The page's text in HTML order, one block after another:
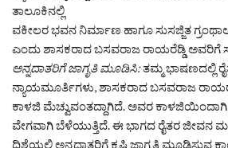
ತಾಲೂಕಿನಲ್ಲಿ
ವಕೀಲರ ಭವನ ನಿರ್ಮಾಣ ಹಾಗೂ ಸುಸಜ್ಜಿತ
ಎಂದು ಶಾಸಕರಾದ ಬಸವರಾಜ ರಾಯರೆಡ್ಡಿ ಅವರಿಗೆ
ಅನ್ನದಾತರಿಗೆ ಜಾಗೃತಿ ಮೂಡಿಸಿ:ತಮ್ಮ ಭಾಷಣದಲ್ಲಿ
ನ್ಯಾಯಮೂರ್ತಿಗಳು, ಶಾಸಕರಾದ ಬಸವರಾಜ
ಕಾಳಜಿ ಮೆಚ್ವುವಂತದ್ದಾಗಿದೆ. ಅವರ
ವೇಗವಾಗಿ ಬೆಳೆಯುತ್ತಿದೆ. ಈ ಭಾಗದ ರೈತರ ಜೀವನ
ದಿಶೆಯಲ್ಲಿ ಅನ್ನದಾತರಿಗೆ ಕೃಷಿ ಜಾಗೃತಿ ಮೂಡಿಸುವ